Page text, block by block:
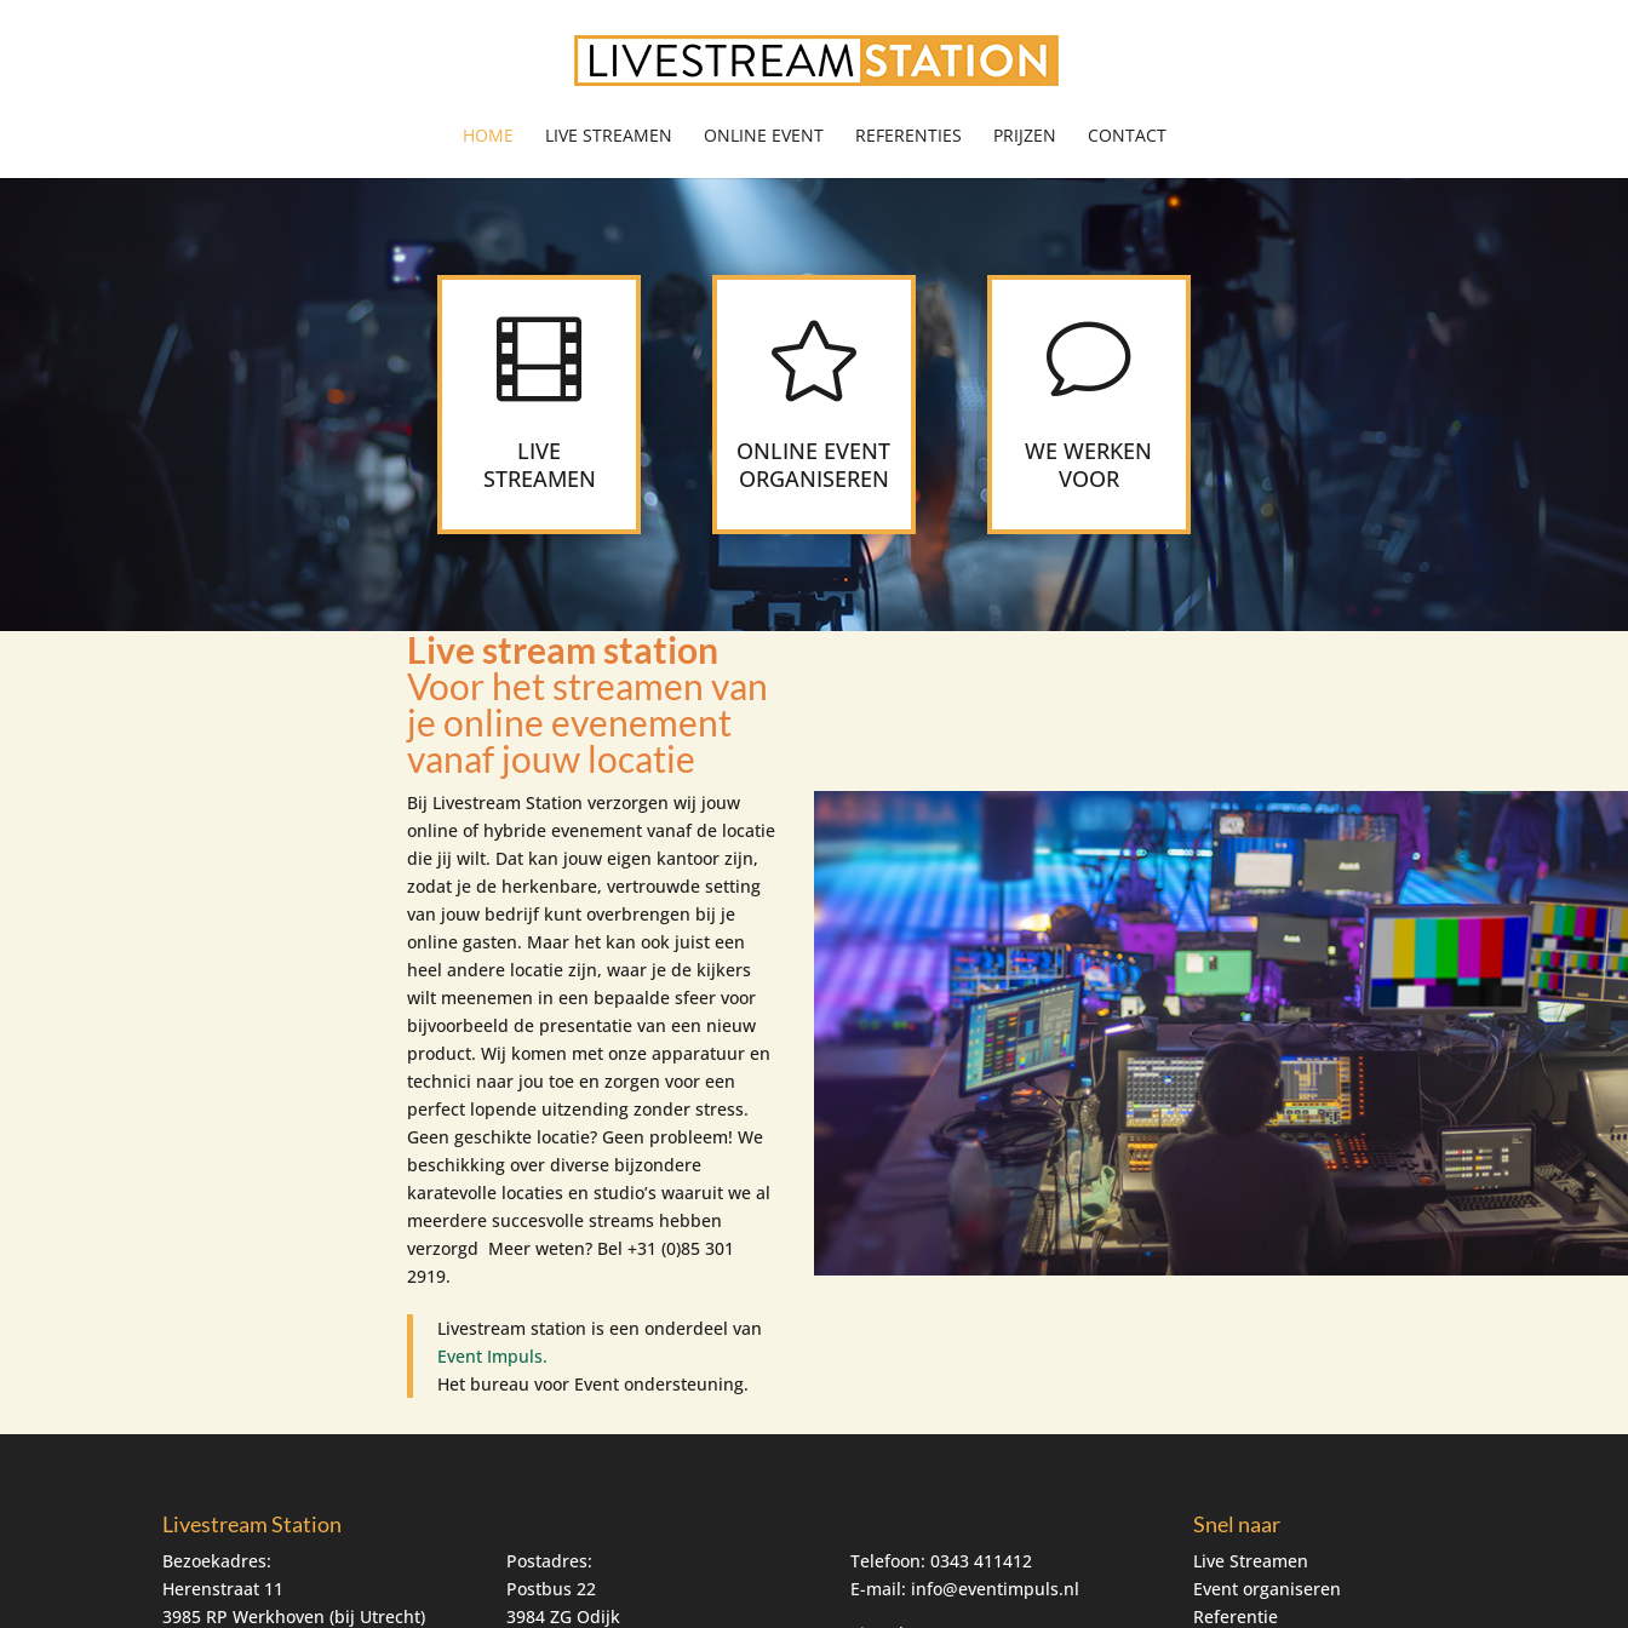
HOME LIVE STREAMEN ONLINE EVENT REFERENTIES PRIJZEN CONTACT

LIVE
STREAMEN

ONLINE EVENT
ORGANISEREN
v
WE WERKEN
VOOR
Live stream station
Voor het streamen van
je online evenement
vanaf jouw locatie
Bij Livestream Station verzorgen wij jouw
online of hybride evenement vanaf de locatie
die jij wilt. Dat kan jouw eigen kantoor zijn,
zodat je de herkenbare, vertrouwde setting
van jouw bedrijf kunt overbrengen bij je
online gasten. Maar het kan ook juist een
heel andere locatie zijn, waar je de kijkers
wilt meenemen in een bepaalde sfeer voor
bijvoorbeeld de presentatie van een nieuw
product. Wij komen met onze apparatuur en
technici naar jou toe en zorgen voor een
perfect lopende uitzending zonder stress.
Geen geschikte locatie? Geen probleem! We
beschikking over diverse bijzondere
karatevolle locaties en studio’s waaruit we al
meerdere succesvolle streams hebben
verzorgd Meer weten? Bel +31 (0)85 301
2919.
Livestream station is een onderdeel van
Event Impuls.
Het bureau voor Event ondersteuning.
Livestream Station
Bezoekadres:
Herenstraat 11
3985 RP Werkhoven (bij Utrecht)
Postadres:
Postbus 22
3984 ZG Odijk
Telefoon: 0343 411412
E-mail: info@eventimpuls.nl
Snel naar
Live Streamen
Event organiseren
Referentie